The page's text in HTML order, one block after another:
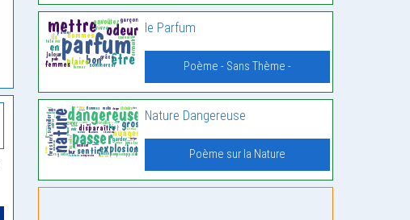
le Parfum
Poème - Sans Thème -
Nature Dangereuse
Poème sur la Nature